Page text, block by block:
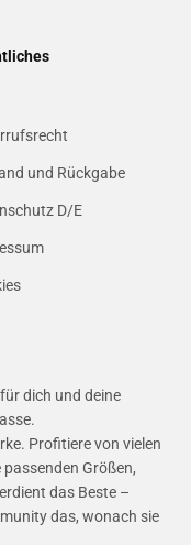
und Rückgabe
D/E
dich und deine
Profitiere von vielen
Größen,
das Beste –
das, wonach sie